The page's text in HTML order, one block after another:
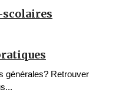
générales? Retrouver